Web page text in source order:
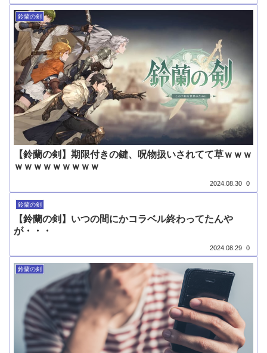
鈴蘭の剣
【鈴蘭の剣】期限付きの鍵、呪物扱いされてて草ｗｗｗ
ｗｗｗｗｗｗｗｗｗ
2024.08.30 0
鈴蘭の剣
【鈴蘭の剣】いつの間にかコラベル終わってたんや
が・・・
2024.08.29 0
鈴蘭の剣